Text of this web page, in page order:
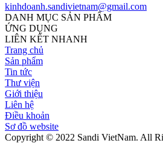
kinhdoanh.sandivietnam@gmail.com
DANH MỤC SẢN PHẨM
ỨNG DỤNG
LIÊN KẾT NHANH
Trang chủ
Sản phẩm
Tin tức
Thư viện
Giới thiệu
Liên hệ
Điều khoản
Sơ đồ website
Copyright © 2022 Sandi VietNam. All